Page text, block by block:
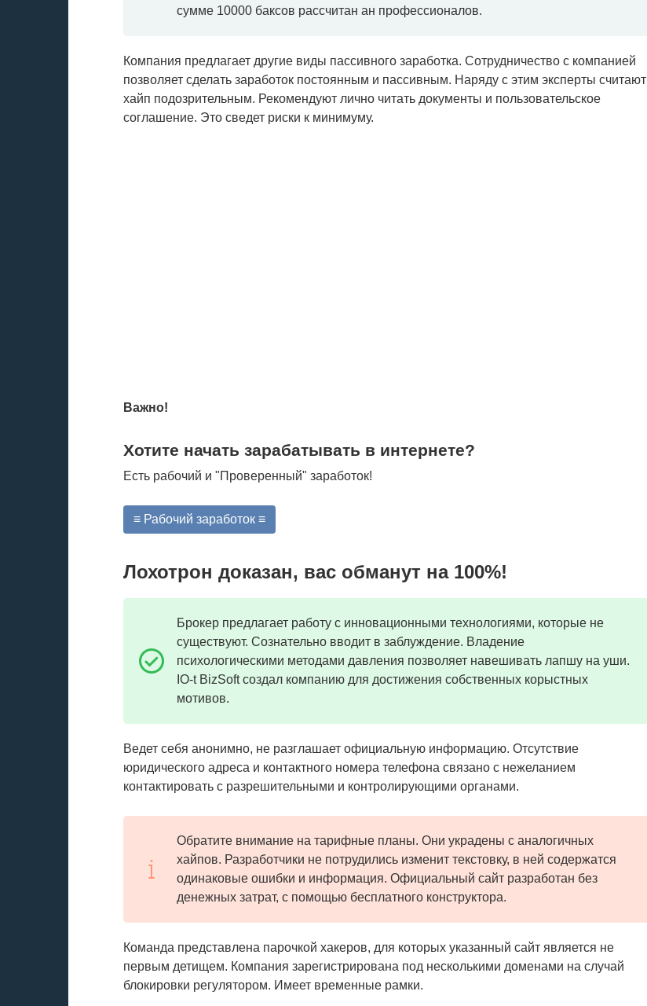
сумме 10000 баксов рассчитан ан профессионалов.
Компания предлагает другие виды пассивного заработка. Сотрудничество с компанией
позволяет сделать заработок постоянным и пассивным. Наряду с этим эксперты считают
хайп подозрительным. Рекомендуют лично читать документы и пользовательское
соглашение. Это сведет риски к минимуму.
Важно!
Хотите начать зарабатывать в интернете?
Есть рабочий и "Проверенный" заработок!
≡ Рабочий заработок ≡
Лохотрон доказан, вас обманут на 100%!
Брокер предлагает работу с инновационными технологиями, которые не
существуют. Сознательно вводит в заблуждение. Владение
психологическими методами давления позволяет навешивать лапшу на уши.
IO-t BizSoft создал компанию для достижения собственных корыстных
мотивов.
Ведет себя анонимно, не разглашает официальную информацию. Отсутствие
юридического адреса и контактного номера телефона связано с нежеланием
контактировать с разрешительными и контролирующими органами.
Обратите внимание на тарифные планы. Они украдены с аналогичных
хайпов. Разработчики не потрудились изменит текстовку, в ней содержатся
одинаковые ошибки и информация. Официальный сайт разработан без
денежных затрат, с помощью бесплатного конструктора.
Команда представлена парочкой хакеров, для которых указанный сайт является не
первым детищем. Компания зарегистрирована под несколькими доменами на случай
блокировки регулятором. Имеет временные рамки.